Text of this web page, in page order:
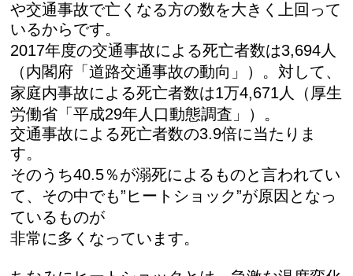
や交通事故で亡くなる方の数を大きく上回って
いるからです。
2017年度の交通事故による死亡者数は3,694人
（内閣府「道路交通事故の動向」）。対して、
家庭内事故による死亡者数は1万4,671人（厚生
労働省「平成29年人口動態調査」）。
交通事故による死亡者数の3.9倍に当たりま
す。
そのうち40.5％が溺死によるものと言われてい
て、その中でも”ヒートショック”が原因となっ
ているものが
非常に多くなっています。